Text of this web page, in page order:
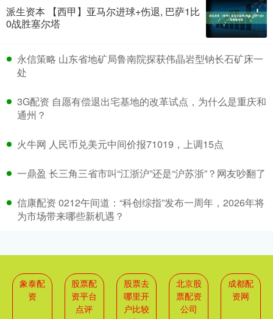
派生资本 【西甲】亚马尔进球+伤退, 巴萨1比
0战胜塞尔塔
永信策略 山东省地矿局鲁南院探获伟晶岩型钠长石矿床一
处
3G配资 自愿有偿退出宅基地的改革试点，为什么是重庆和
通州？
火牛网 人民币兑美元中间价报71019，上调15点
一鼎盈 长三角三省市叫“江浙沪”还是“沪苏浙”？网友吵翻了
信康配资 0212午间道：“科创综指”发布一周年，2026年将
为市场带来哪些新机遇？
象泰配
资
股票配
资平台
点评
股票去
哪里开
户比较
北京股
票配资
公司
成都配
资网